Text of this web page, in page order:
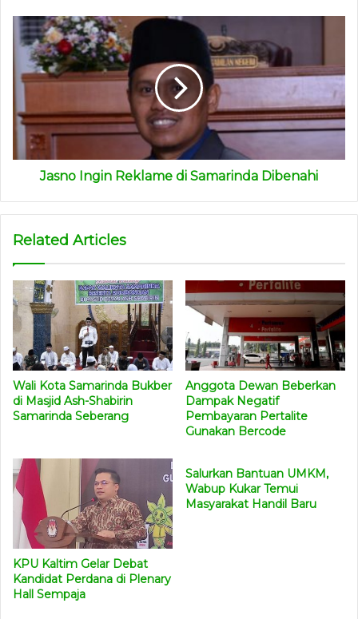
Jasno Ingin Reklame di Samarinda Dibenahi
Related Articles
Wali Kota Samarinda Bukber
di Masjid Ash-Shabirin
Samarinda Seberang
Anggota Dewan Beberkan
Dampak Negatif
Pembayaran Pertalite
Gunakan Bercode
KPU Kaltim Gelar Debat
Kandidat Perdana di Plenary
Hall Sempaja
Salurkan Bantuan UMKM,
Wabup Kukar Temui
Masyarakat Handil Baru